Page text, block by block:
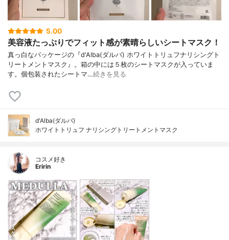
5.00
美容液たっぷりでフィット感が素晴らしいシートマスク！
真っ白なパッケージの『d'Alba(ダルバ) ホワイトトリュフナリシングト
リートメントマスク』。箱の中には５枚のシートマスクが入っていま
す。個包装されたシートマ…続きを見る
d'Alba(ダルバ)
ホワイトトリュフ ナリシングトリートメントマスク
コスメ好き
Eririn